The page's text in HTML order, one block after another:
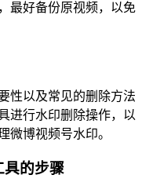
最好备份原视频，以免
性以及常见的删除方法
进行水印删除操作，以
微博视频号水印。
具的步骤